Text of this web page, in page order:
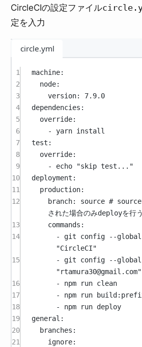
CircleCIの設定ファイル
定を入力
circle.yml
1 machine:
2
node:
3
version: 7.9.0
4
dependencies :
5
override:
6
- yarn install
7
test :
8
override:
9
- echo "skip test..."
10
deployment :
11
production:
12
branch: source # source
された場合のみdeployを行う
13
commands :
14
- git config --global
"CircleCI"
15
- git config --global
"rtamura30@gmail.com"
16
- npm run clean
17
- npm run
18
- npm run deploy
19
general :
20
branches :
21
ignore: